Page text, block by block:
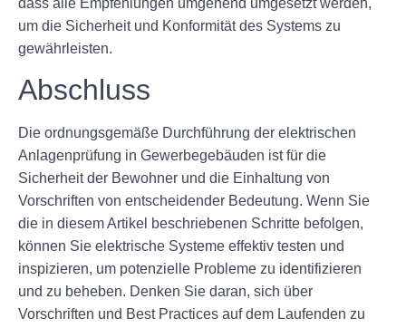
um die Sicherheit und Konformität des Systems zu
gewährleisten.
Abschluss
Die ordnungsgemäße Durchführung der elektrischen
Anlagenprüfung in Gewerbegebäuden ist für die
Sicherheit der Bewohner und die Einhaltung von
Vorschriften von entscheidender Bedeutung. Wenn Sie
die in diesem Artikel beschriebenen Schritte befolgen,
können Sie elektrische Systeme effektiv testen und
inspizieren, um potenzielle Probleme zu identifizieren
und zu beheben. Denken Sie daran, sich über
Vorschriften und Best Practices auf dem Laufenden zu